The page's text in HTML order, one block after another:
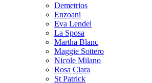
Demetrios
Enzoani
Eva Lendel
La Sposa
Martha Blanc
Maggie Sottero
Nicole Milano
Rosa Clara
St Patrick